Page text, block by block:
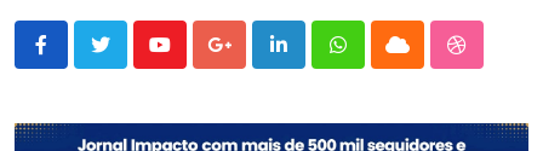
YoutubeGoogle+LinkedInWhatsappCloud